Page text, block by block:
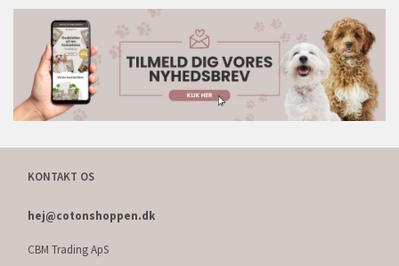
KONTAKT OS
hej@cotonshoppen.dk
CBM Trading ApS